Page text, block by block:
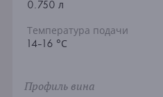
0.750 л
Температура подачи
14-16 °С
Профиль вина